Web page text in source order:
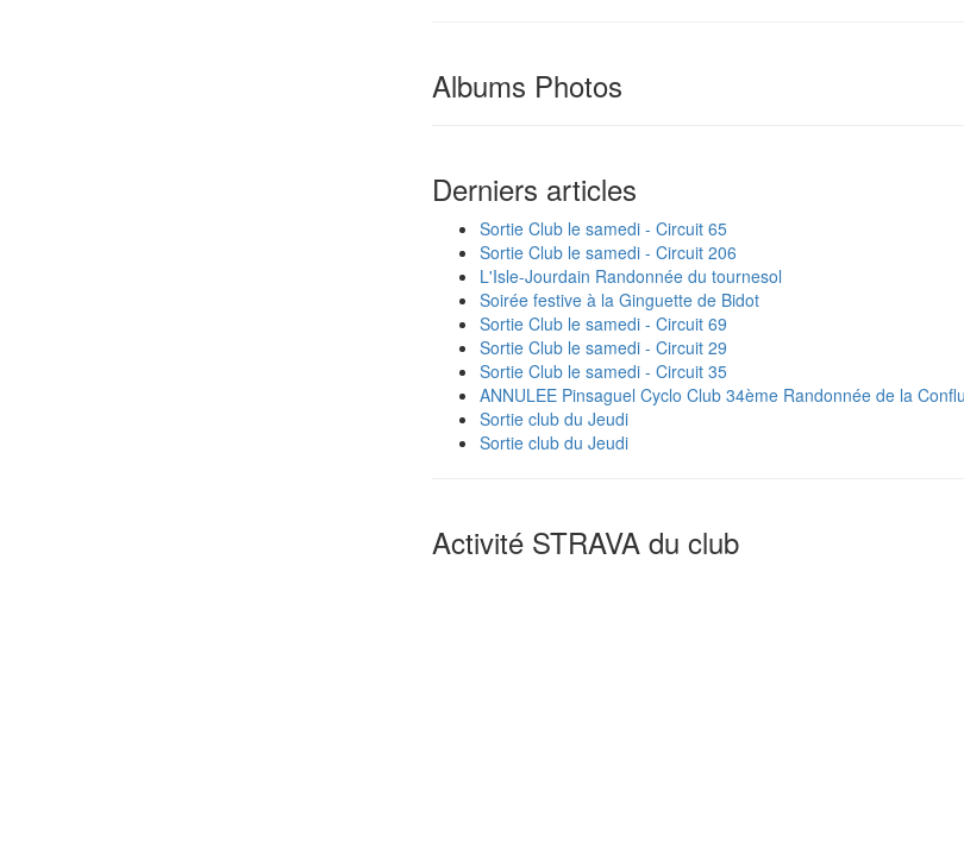
Albums Photos
Derniers articles
Sortie Club le samedi - Circuit 65
Sortie Club le samedi - Circuit 206
L'Isle-Jourdain Randonnée du tournesol
Soirée festive à la Ginguette de Bidot
Sortie Club le samedi - Circuit 69
Sortie Club le samedi - Circuit 29
Sortie Club le samedi - Circuit 35
ANNULEE Pinsaguel Cyclo Club 34ème Randonnée de la
Sortie club du Jeudi
Sortie club du Jeudi
Activité STRAVA du club